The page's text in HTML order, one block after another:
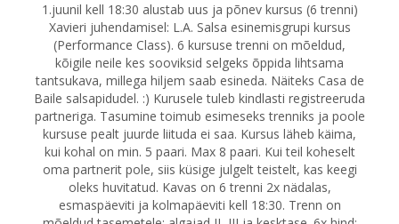
1.juunil kell 18:30 alustab uus ja põnev kursus (6 trenni)
Xavieri juhendamisel: L.A. Salsa esinemisgrupi kursus
(Performance Class). 6 kursuse trenni on mõeldud,
kõigile neile kes sooviksid selgeks õppida lihtsama
tantsukava, millega hiljem saab esineda. Näiteks Casa de
Baile salsapidudel. :) Kurusele tuleb kindlasti registreeruda
partneriga. Tasumine toimub esimeseks trenniks ja poole
kursuse pealt juurde liituda ei saa. Kursus läheb käima,
kui kohal on min. 5 paari. Max 8 paari. Kui teil koheselt
oma partnerit pole, siis küsige julgelt teistelt, kas keegi
oleks huvitatud. Kavas on 6 trenni 2x nädalas,
esmaspäeviti ja kolmapäeviti kell 18:30. Trenn on